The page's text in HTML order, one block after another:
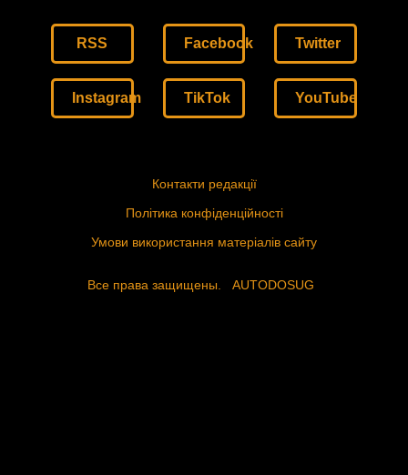
RSS Facebook Twitter
Instagram TikTok YouTube
Контакти редакції
Політика конфіденційності
Умови використання матеріалів сайту
Все права защищены. AUTODOSUG